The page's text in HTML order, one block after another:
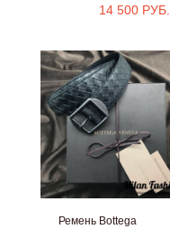
14 500 РУБ.
Ремень Bottega